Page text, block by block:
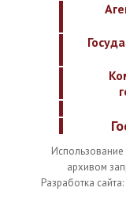
Использование
архивом
Разработка